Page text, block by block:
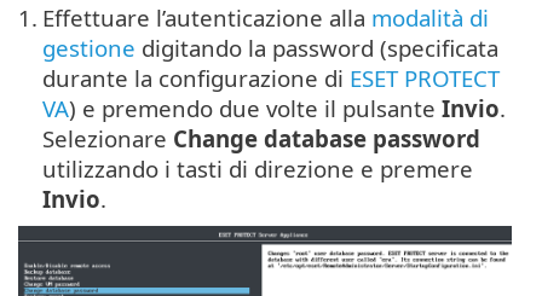
1. Effettuare l’autenticazione alla modalità di
gestione digitando la password (specificata
durante la configurazione di ESET PROTECT
VA) e premendo due volte il pulsante Invio.
Selezionare Change database password
utilizzando i tasti di direzione e premere
Invio.